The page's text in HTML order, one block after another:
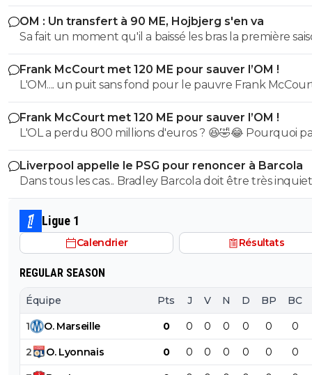
OM : Un transfert à 90 ME, Hojbjerg s'en va
Sa fait un moment qu'il a baissé les bras la première
etait top mais depuis quelques match etait en dessus.
et bon vent a lui pour le reste de sa carrière ...
Frank McCourt met 120 ME pour sauver l’OM !
L'OM.... un puit sans fond pour le pauvre Frank
Frank McCourt met 120 ME pour sauver l’OM !
L'OL a perdu 800 millions d'euros ? 😆🤣😂 Pourquoi pas un
milliard tant que tu y es ! ^^
Liverpool appelle le PSG pour renoncer à Barcola
Dans tous les cas... Bradley Barcola doit être très inquiet.
qui est vraiment compréhensible lorsque l'on sait
le PSG a traiter Kylian Mbappé lorsqu'il avait voulu
PSG.
Ligue 1
Calendrier Résultats
REGULAR SEASON
Équipe Pts J V N D BP BC
1 O. Marseille 0 0 0 0 0 0 0
2 O. Lyonnais 0 0 0 0 0 0 0